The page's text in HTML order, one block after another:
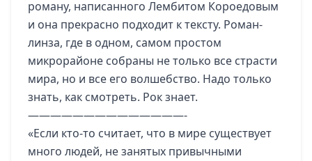
роману, написанного Лембитом Короедовым
и она прекрасно подходит к тексту. Роман-
линза, где в одном, самом простом
микрорайоне собраны не только все страсти
мира, но и все его волшебство. Надо только
знать, как смотреть. Рок знает.
——————————————-
«Если кто-то считает, что в мире существует
много людей, не занятых привычными